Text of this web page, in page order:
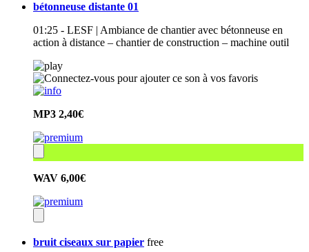
bétonneuse distante 01
01:25 - LESF | Ambiance de chantier avec bétonneuse en
action à distance – chantier de construction – machine outil
MP3 2,40€
WAV 6,00€
bruit ciseaux sur papier free